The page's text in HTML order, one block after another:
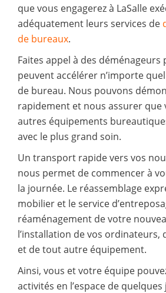
que vous engagerez à LaSalle
adéquatement leurs services de
de bureaux.
Faites appel à des
peuvent accélérer n’importe
de bureau. Nous pouvons
rapidement et nous assurer
autres équipements
avec le plus grand soin.
Un transport rapide vers vos
nous permet de commencer à
la journée. Le réassemblage
mobilier et le service
réaménagement de votre
l’installation de vos ordinateurs,
et de tout autre équipement.
Ainsi, vous et votre équipe
activités en l’espace de